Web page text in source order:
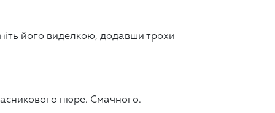
його виделкою, додавши трохи
пюре. Смачного.